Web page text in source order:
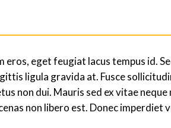
eros, eget feugiat lacus tempus id.
ligula gravida at. Fusce
non dui. Mauris sed ex vitae
non libero est. Donec imperdiet